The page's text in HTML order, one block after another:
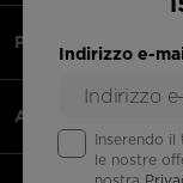
Indirizzo e-
Inserendo
le nostre
PAGAMENTI
APPS